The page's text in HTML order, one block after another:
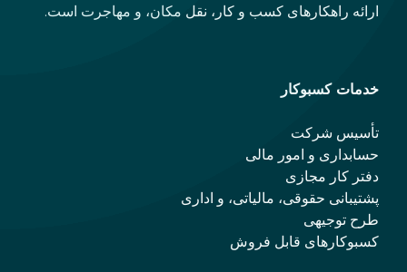
ارائه راهکارهای کسب و کار، نقل مکان، و مهاجرت است.
خدمات کسبوکار
تأسیس شرکت
حسابداری و امور مالی
دفتر کار مجازی
پشتیبانی حقوقی، مالیاتی، و اداری
طرح توجیهی
کسبوکارهای قابل فروش